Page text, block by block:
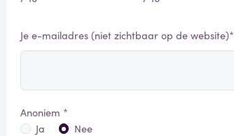
Je e-mailadres (niet zichtbaar op de website)*
Anoniem *
Ja
Nee